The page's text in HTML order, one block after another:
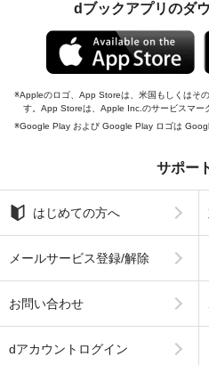
dブックアプリのダ
Appleのロゴ、App Storeは、米国もしくはそ
す。App Storeは、Apple Inc.のサービスマー
Google Play および Google Play ロゴは
サポー
はじめての方へ
メールサービス登録/解除
お問い合わせ
dアカウントログイン